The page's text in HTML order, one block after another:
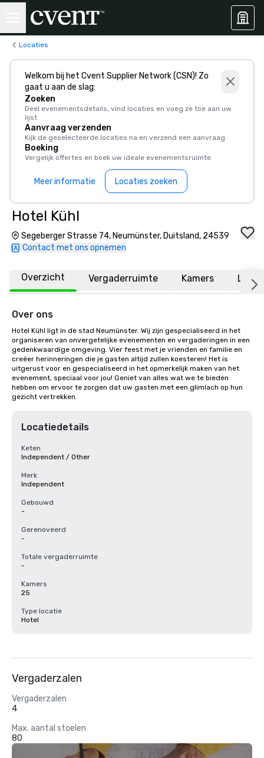
Locaties
Welkom bij het Cvent Supplier Network (CSN)! Zo
gaat u aan de slag:
Zoeken
Deel evenementsdetails, vind locaties en voeg ze toe aan uw
lijst
Aanvraag verzenden
Kijk de geselecteerde locaties na en verzend een aanvraag
Boeking
Vergelijk offertes en boek uw ideale evenementsruimte
Meer informatie Locaties zoeken
Hotel Kühl
Segeberger Strasse 74, Neumünster, Duitsland, 24539
Contact met ons opnemen
Overzicht Vergaderruimte Kamers
Over ons
Hotel Kühl ligt in de stad Neumünster. Wij zijn gespecialiseerd in het
organiseren van onvergetelijke evenementen en vergaderingen in een
gedenkwaardige omgeving. Vier feest met je vrienden en familie en
creëer herinneringen die je gasten altijd zullen koesteren! Het is
uitgerust voor en gespecialiseerd in het opmerkelijk maken van het
evenement, speciaal voor jou! Geniet van alles wat we te bieden
hebben om ervoor te zorgen dat uw gasten met een glimlach op hun
gezicht vertrekken.
Locatiedetails
Keten
Independent / Other
Merk
Independent
Gebouwd
-
Gerenoveerd
-
Totale vergaderruimte
-
Kamers
25
Type locatie
Hotel
Vergaderzalen
Vergaderzalen
4
Max. aantal stoelen
80